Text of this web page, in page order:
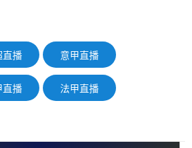
直播 意甲直播
直播 法甲直播